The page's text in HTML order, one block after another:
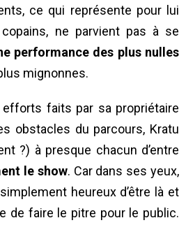
ce qui représente pour lui
ne parvient pas à se
performance des plus nulles
mignonnes.
faits par sa propriétaire
obstacles du parcours, Kratu
?) à presque chacun d’entre
le show. Car dans ses yeux,
heureux d’être là et
de faire le pitre pour le public.